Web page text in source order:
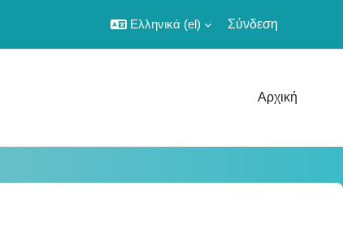
Ελληνικά ‎(el)‎ Σύνδεση
Αρχική